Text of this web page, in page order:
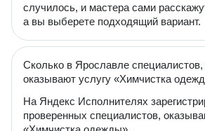
случилось, и мастера сами
а вы выберете подходящий вариант.
Сколько в Ярославле
оказывают услугу «Химчистка
На Яндекс Исполнителях
проверенных специалистов,